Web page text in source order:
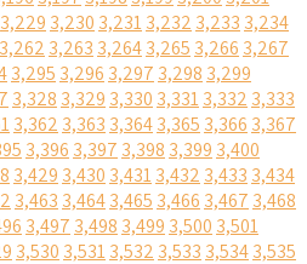
3,229 3,230 3,2313,232 3,233 3,234
3,262 3,263 3,2643,265 3,266 3,267
3,295 3,296 3,297 3,298 3,299
3,328 3,329 3,330 3,3313,332 3,333
3,362 3,363 3,3643,365 3,366 3,367
3,396 3,397 3,398 3,399 3,400
3,429 3,430 3,4313,432 3,433 3,434
3,463 3,4643,465 3,466 3,467 3,468
3,497 3,498 3,499 3,500 3,501
3,530 3,5313,532 3,533 3,5343,535